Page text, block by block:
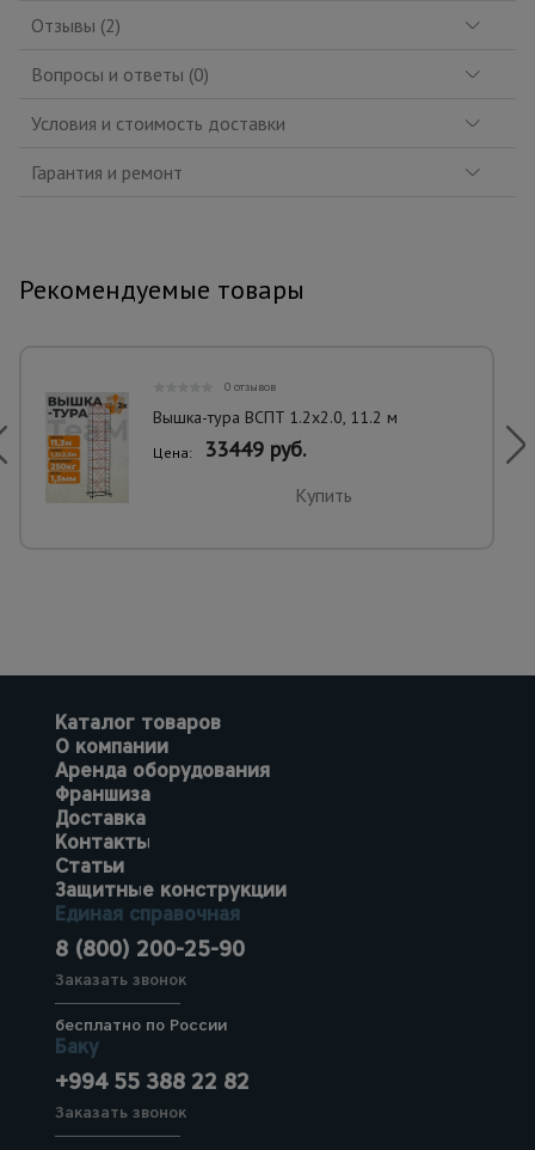
Отзывы (2)
Вопросы и ответы (0)
Условия и стоимость доставки
Гарантия и ремонт
Рекомендуемые товары
0 отзывов
Вышка-тура ВСПT 1.2х2.0, 11.2 м
Цена: 33449 руб.
Купить
Каталог товаров
О компании
Аренда оборудования
Франшиза
Доставка
Контакты
Статьи
Защитные конструкции
Единая справочная
8 (800) 200-25-90
Заказать звонок
бесплатно по России
Баку
+994 55 388 22 82
Заказать звонок